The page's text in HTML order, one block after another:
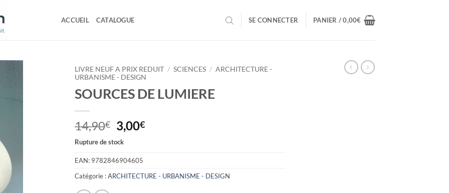
ACCUEIL CATALOGUE SE CONNECTER PANIER /0,00€
LIVRE NEUF A PRIX REDUIT / SCIENCES / ARCHITECTURE -
URBANISME - DESIGN
SOURCES DE LUMIERE
14,90€ Le
prix
initial
était :
14,90€.
3,00€Le
actuel
3,00€.
Rupture de stock
EAN: 9782846904605
Catégorie :ARCHITECTURE - URBANISME - DESIGN